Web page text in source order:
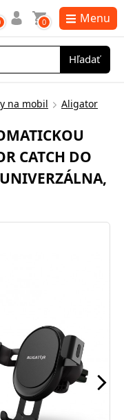
Hľadať
0 Menu
na mobil Aligator
CATCH DO